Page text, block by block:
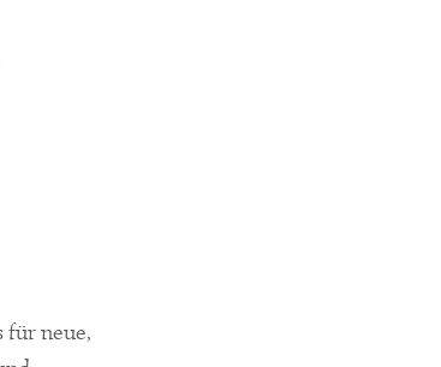
für neue,